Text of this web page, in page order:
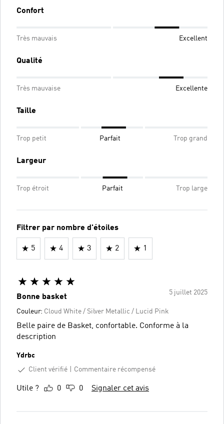
Confort
Très mauvais Excellent
Qualité
Très mauvaise Excellente
Taille
Trop petit Parfait Trop grand
Largeur
Trop étroit Parfait Trop large
Filtrer par nombre d'étoiles
5 4 3 2 1
5 juillet 2025
Bonne basket
Couleur: Cloud White / Silver Metallic / Lucid Pink
Belle paire de Basket, confortable. Conforme à la
description
Ydrbc
Client vérifié
Commentaire récompensé
Utile ? 0 0 Signaler cet avis